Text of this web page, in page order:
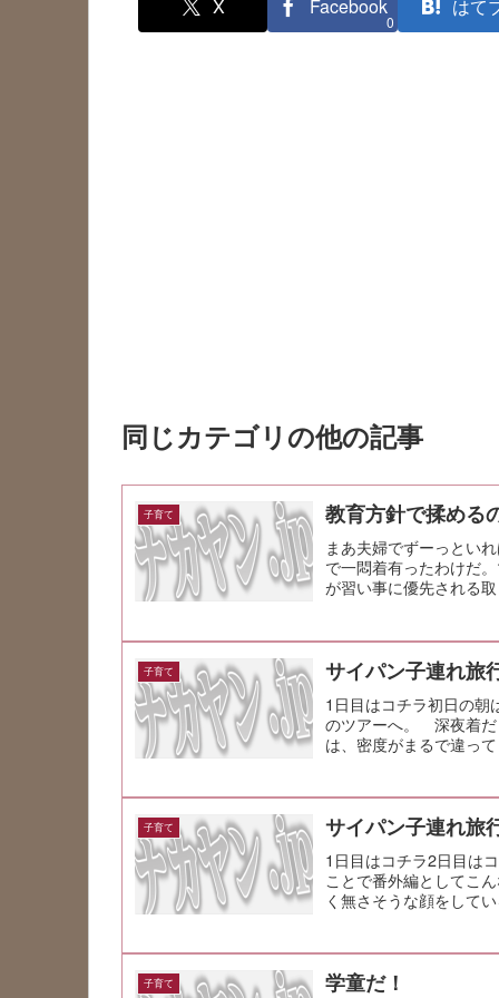
X Facebook
0
はて
同じカテゴリの他の記事
子育て 教育方針で揉める
まあ夫婦でずーっとい
で一悶着有ったわけだ
が習い事に優先される
子育て サイパン子連れ旅
1日目はコチラ初日の朝
のツアーへ。 深夜着だ
は、密度がまるで違っ
子育て サイパン子連れ旅
1日目はコチラ2日目は
ことで番外編としてこ
く無さそうな顔をして
子育て 学童だ！